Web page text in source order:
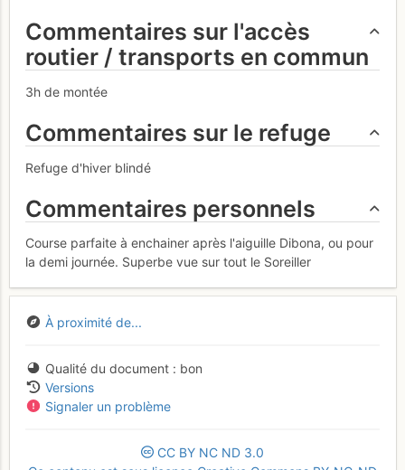
Commentaires sur l'accès
routier / transports en commun
3h de montée
Commentaires sur le refuge
Refuge d'hiver blindé
Commentaires personnels
Course parfaite à enchainer après l'aiguille Dibona, ou pour
la demi journée. Superbe vue sur tout le Soreiller
À proximité de...
Qualité du document
bon
Versions
Signaler un problème
CC BY NC ND 3.0